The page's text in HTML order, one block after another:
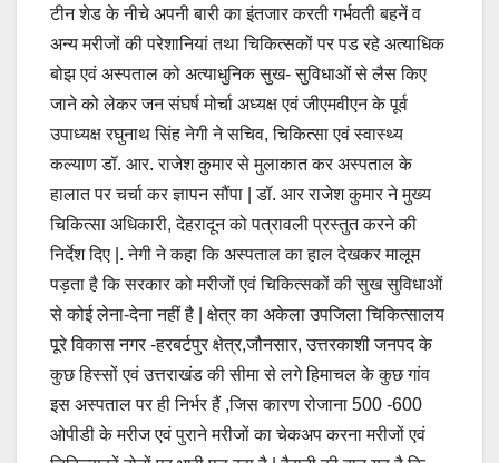
टीन शेड के नीचे अपनी बारी का इंतजार करती गर्भवती बहनें व
अन्य मरीजों की परेशानियां तथा चिकित्सकों पर पड रहे अत्याधिक
बोझ एवं अस्पताल को अत्याधुनिक सुख- सुविधाओं से लैस किए
जाने को लेकर जन संघर्ष मोर्चा अध्यक्ष एवं जीएमवीएन के पूर्व
उपाध्यक्ष रघुनाथ सिंह नेगी ने सचिव, चिकित्सा एवं स्वास्थ्य
कल्याण डॉ. आर. राजेश कुमार से मुलाकात कर अस्पताल के
हालात पर चर्चा कर ज्ञापन सौंपा | डॉ. आर राजेश कुमार ने मुख्य
चिकित्सा अधिकारी, देहरादून को पत्रावली प्रस्तुत करने की
निर्देश दिए |. नेगी ने कहा कि अस्पताल का हाल देखकर मालूम
पड़ता है कि सरकार को मरीजों एवं चिकित्सकों की सुख सुविधाओं
से कोई लेना-देना नहीं है | क्षेत्र का अकेला उपजिला चिकित्सालय
पूरे विकास नगर -हरबर्टपुर क्षेत्र,जौनसार, उत्तरकाशी जनपद के
कुछ हिस्सों एवं उत्तराखंड की सीमा से लगे हिमाचल के कुछ गांव
इस अस्पताल पर ही निर्भर हैं ,जिस कारण रोजाना 500 -600
ओपीडी के मरीज एवं पुराने मरीजों का चेकअप करना मरीजों एवं